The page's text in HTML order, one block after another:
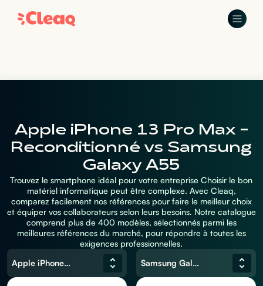
Apple iPhone 13 Pro Max -
Reconditionné vs Samsung
Galaxy A55
Trouvez le smartphone idéal pour votre entreprise Choisir le bon
matériel informatique peut être complexe. Avec Cleaq,
comparez facilement nos références pour faire le meilleur choix
et équiper vos collaborateurs selon leurs besoins. Notre catalogue
comprend plus de 400 modèles, sélectionnés parmi les
meilleures références du marché, pour répondre à toutes les
exigences professionnelles.
Apple iPhone 13 Pro Max - Reconditionné
Samsung Galaxy A55